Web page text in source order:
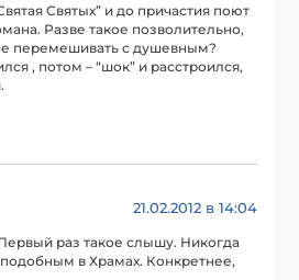
Святых” и до причастия поют
Разве такое позволительно,
перемешивать с душевным?
, потом – “шок” и расстроился,
21.02.2012 в 14:04
раз такое слышу. Никогда
подобным в Храмах. Конкретнее,